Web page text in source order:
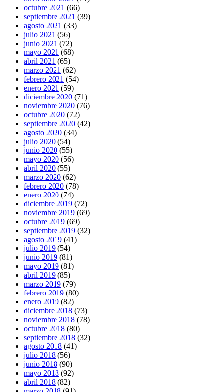
octubre 2021 (66)
septiembre 2021 (39)
agosto 2021 (33)
julio 2021 (56)
junio 2021 (72)
mayo 2021 (68)
abril 2021 (65)
marzo 2021 (62)
febrero 2021 (54)
enero 2021 (59)
diciembre 2020 (71)
noviembre 2020 (76)
octubre 2020 (72)
septiembre 2020 (42)
agosto 2020 (34)
julio 2020 (54)
junio 2020 (55)
mayo 2020 (56)
abril 2020 (55)
marzo 2020 (62)
febrero 2020 (78)
enero 2020 (74)
diciembre 2019 (72)
noviembre 2019 (69)
octubre 2019 (69)
septiembre 2019 (32)
agosto 2019 (41)
julio 2019 (54)
junio 2019 (81)
mayo 2019 (81)
abril 2019 (85)
marzo 2019 (79)
febrero 2019 (80)
enero 2019 (82)
diciembre 2018 (73)
noviembre 2018 (78)
octubre 2018 (80)
septiembre 2018 (32)
agosto 2018 (41)
julio 2018 (56)
junio 2018 (90)
mayo 2018 (92)
abril 2018 (82)